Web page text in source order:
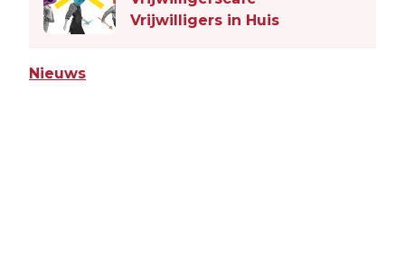
Vrijwilligers in Huis
Nieuws